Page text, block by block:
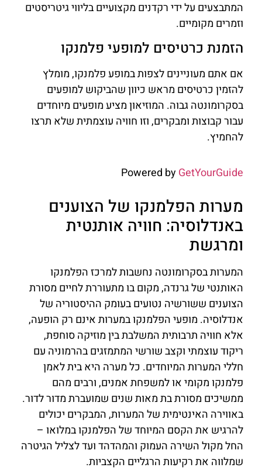
המתבצעים על ידי רקדנים מקצועיים בליווי גיטריסטים
וזמרים מקומיים.
הזמנת כרטיסים למופעי פלמנקו
אם אתם מעוניינים לצפות במופע פלמנקו, מומלץ
להזמין כרטיסים מראש כיוון שהביקוש למופעים
בסקרומונטה גבוה. המוזיאון מציע מופעים מיוחדים
עבור קבוצות ומבקרים, וזו חוויה עוצמתית שלא תרצו
להחמיץ.
Powered byGetYourGuide
מערות הפלמנקו של הצוענים
באנדלוסיה: חוויה אותנטית
ומרגשת
המערות בסקרומונטה נחשבות למרכז הפלמנקו
האותנטי של גרנדה, מקום בו מתעוררת לחיים מסורת
הצוענים ששורשיה נטועים בעומק ההיסטוריה של
אנדלוסיה. מופעי הפלמנקו במערות אינם רק הופעה,
אלא חוויה תרבותית המשלבת בין מוזיקה סוחפת,
ריקוד עוצמתי וקצב שורשי המתמזגים בהרמוניה עם
חללי המערות המיוחדים. כל מערה היא בית לאמן
פלמנקו מקומי או למשפחת אמנים, ורבים מהם
ממשיכים מסורת בת מאות שנים שמועברת מדור לדור.
באווירה האינטימית של המערות, המבקרים יכולים
להרגיש את הקסם המיוחד של הפלמנקו במלואו –
החל מקול השירה העמוק והמהדהד ועד לצליל הגיטרה
שמלווה את רקיעות הרגליים הקצביות.